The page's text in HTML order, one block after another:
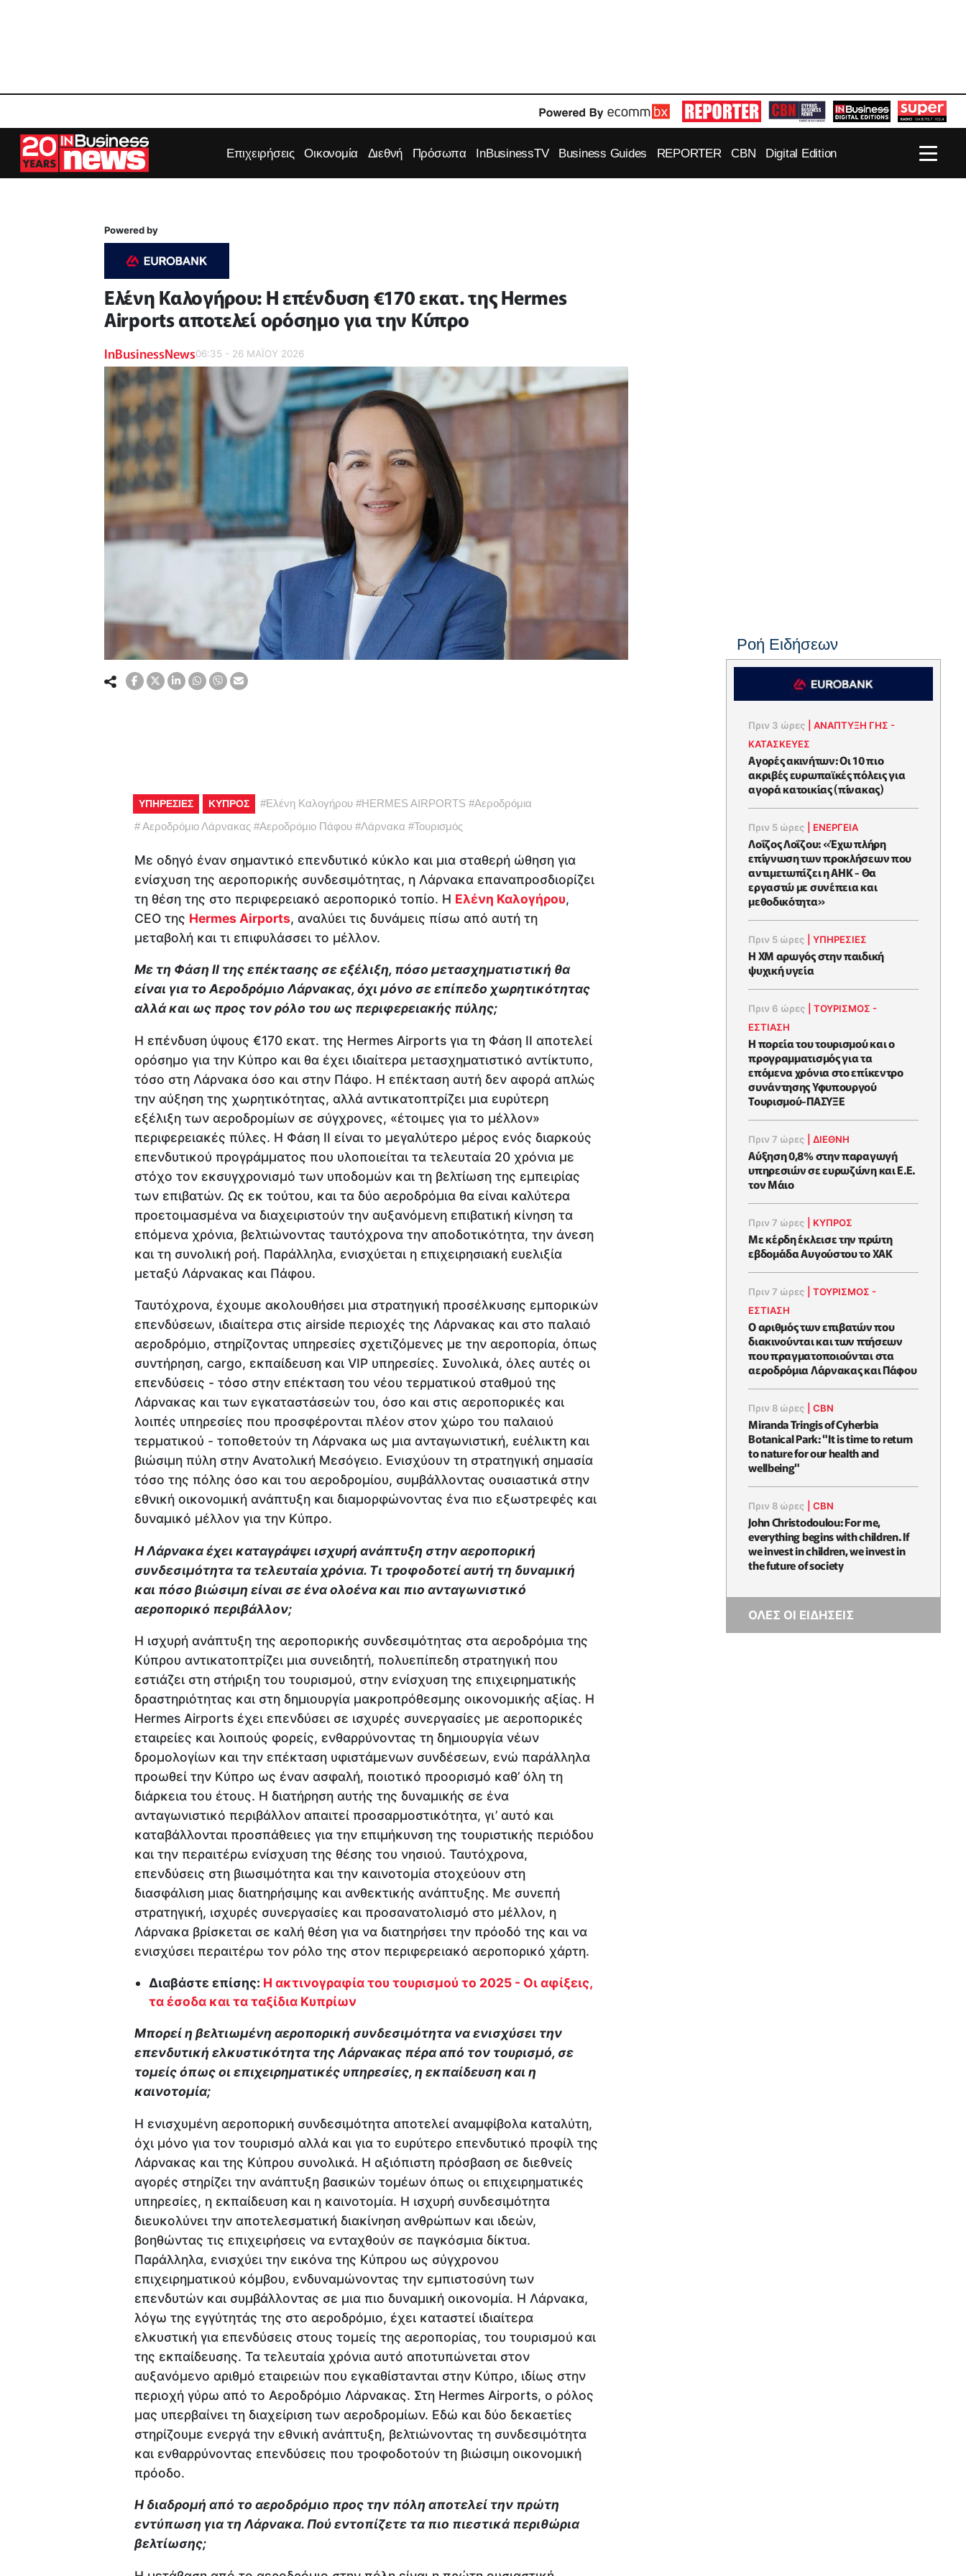
Επιχειρήσεις Οικονομία Διεθνή Πρόσωπα InBusinessTV Business Guides REPORTER CBN Digital Edition
Powered by
Ελένη Καλογήρου: Η επένδυση €170 εκατ. της Hermes
Airports αποτελεί ορόσημο για την Κύπρο
InBusinessNews06:35 - 26 ΜΑΪ́ΟΥ 2026
ΥΠΗΡΕΣΙΕΣ ΚΥΠΡΟΣ #Ελένη Καλογήρου #HERMES AIRPORTS #Αεροδρόμια
#Αεροδρόμιο Λάρνακας #Αεροδρόμιο Πάφου #Λάρνακα #Τουρισμός
Με οδηγό έναν σημαντικό επενδυτικό κύκλο και μια σταθερή ώθηση για
ενίσχυση της αεροπορικής συνδεσιμότητας, η Λάρνακα επαναπροσδιορίζει
τη θέση της στο περιφερειακό αεροπορικό τοπίο. Η Ελένη Καλογήρου,
CEO της Hermes Airports, αναλύει τις δυνάμεις πίσω από αυτή τη
μεταβολή και τι επιφυλάσσει το μέλλον.
Με τη Φάση ΙΙ της επέκτασης σε εξέλιξη, πόσο μετασχηματιστική θα
είναι για το Αεροδρόμιο Λάρνακας, όχι μόνο σε επίπεδο χωρητικότητας
αλλά και ως προς τον ρόλο του ως περιφερειακής πύλης;
Η επένδυση ύψους €170 εκατ. της Hermes Airports για τη Φάση ΙΙ αποτελεί
ορόσημο για την Κύπρο και θα έχει ιδιαίτερα μετασχηματιστικό αντίκτυπο,
τόσο στη Λάρνακα όσο και στην Πάφο. Η επέκταση αυτή δεν αφορά απλώς
την αύξηση της χωρητικότητας, αλλά αντικατοπτρίζει μια ευρύτερη
εξέλιξη των αεροδρομίων σε σύγχρονες, «έτοιμες για το μέλλον»
περιφερειακές πύλες. Η Φάση ΙΙ είναι το μεγαλύτερο μέρος ενός διαρκούς
επενδυτικού προγράμματος που υλοποιείται τα τελευταία 20 χρόνια με
στόχο τον εκσυγχρονισμό των υποδομών και τη βελτίωση της εμπειρίας
των επιβατών. Ως εκ τούτου, και τα δύο αεροδρόμια θα είναι καλύτερα
προετοιμασμένα να διαχειριστούν την αυξανόμενη επιβατική κίνηση τα
επόμενα χρόνια, βελτιώνοντας ταυτόχρονα την αποδοτικότητα, την άνεση
και τη συνολική ροή. Παράλληλα, ενισχύεται η επιχειρησιακή ευελιξία
μεταξύ Λάρνακας και Πάφου.
Ταυτόχρονα, έχουμε ακολουθήσει μια στρατηγική προσέλκυσης εμπορικών
επενδύσεων, ιδιαίτερα στις airside περιοχές της Λάρνακας και στο παλαιό
αεροδρόμιο, στηρίζοντας υπηρεσίες σχετιζόμενες με την αεροπορία, όπως
συντήρηση, cargo, εκπαίδευση και VIP υπηρεσίες. Συνολικά, όλες αυτές οι
επενδύσεις - τόσο στην επέκταση του νέου τερματικού σταθμού της
Λάρνακας και των εγκαταστάσεών του, όσο και στις αεροπορικές και
λοιπές υπηρεσίες που προσφέρονται πλέον στον χώρο του παλαιού
τερματικού - τοποθετούν τη Λάρνακα ως μια ανταγωνιστική, ευέλικτη και
βιώσιμη πύλη στην Ανατολική Μεσόγειο. Ενισχύουν τη στρατηγική σημασία
τόσο της πόλης όσο και του αεροδρομίου, συμβάλλοντας ουσιαστικά στην
εθνική οικονομική ανάπτυξη και διαμορφώνοντας ένα πιο εξωστρεφές και
δυναμικό μέλλον για την Κύπρο.
Η Λάρνακα έχει καταγράψει ισχυρή ανάπτυξη στην αεροπορική
συνδεσιμότητα τα τελευταία χρόνια. Τι τροφοδοτεί αυτή τη δυναμική
και πόσο βιώσιμη είναι σε ένα ολοένα και πιο ανταγωνιστικό
αεροπορικό περιβάλλον;
Η ισχυρή ανάπτυξη της αεροπορικής συνδεσιμότητας στα αεροδρόμια της
Κύπρου αντικατοπτρίζει μια συνειδητή, πολυεπίπεδη στρατηγική που
εστιάζει στη στήριξη του τουρισμού, στην ενίσχυση της επιχειρηματικής
δραστηριότητας και στη δημιουργία μακροπρόθεσμης οικονομικής αξίας. Η
Hermes Airports έχει επενδύσει σε ισχυρές συνεργασίες με αεροπορικές
εταιρείες και λοιπούς φορείς, ενθαρρύνοντας τη δημιουργία νέων
δρομολογίων και την επέκταση υφιστάμενων συνδέσεων, ενώ παράλληλα
προωθεί την Κύπρο ως έναν ασφαλή, ποιοτικό προορισμό καθ’ όλη τη
διάρκεια του έτους. Η διατήρηση αυτής της δυναμικής σε ένα
ανταγωνιστικό περιβάλλον απαιτεί προσαρμοστικότητα, γι’ αυτό και
καταβάλλονται προσπάθειες για την επιμήκυνση της τουριστικής περιόδου
και την περαιτέρω ενίσχυση της θέσης του νησιού. Ταυτόχρονα,
επενδύσεις στη βιωσιμότητα και την καινοτομία στοχεύουν στη
διασφάλιση μιας διατηρήσιμης και ανθεκτικής ανάπτυξης. Με συνεπή
στρατηγική, ισχυρές συνεργασίες και προσανατολισμό στο μέλλον, η
Λάρνακα βρίσκεται σε καλή θέση για να διατηρήσει την πρόοδό της και να
ενισχύσει περαιτέρω τον ρόλο της στον περιφερειακό αεροπορικό χάρτη.
Διαβάστε επίσης: Η ακτινογραφία του τουρισμού το 2025 - Οι αφίξεις,
τα έσοδα και τα ταξίδια Κυπρίων
Μπορεί η βελτιωμένη αεροπορική συνδεσιμότητα να ενισχύσει την
επενδυτική ελκυστικότητα της Λάρνακας πέρα από τον τουρισμό, σε
τομείς όπως οι επιχειρηματικές υπηρεσίες, η εκπαίδευση και η
καινοτομία;
Η ενισχυμένη αεροπορική συνδεσιμότητα αποτελεί αναμφίβολα καταλύτη,
όχι μόνο για τον τουρισμό αλλά και για το ευρύτερο επενδυτικό προφίλ της
Λάρνακας και της Κύπρου συνολικά. Η αξιόπιστη πρόσβαση σε διεθνείς
αγορές στηρίζει την ανάπτυξη βασικών τομέων όπως οι επιχειρηματικές
υπηρεσίες, η εκπαίδευση και η καινοτομία. Η ισχυρή συνδεσιμότητα
διευκολύνει την αποτελεσματική διακίνηση ανθρώπων και ιδεών,
βοηθώντας τις επιχειρήσεις να ενταχθούν σε παγκόσμια δίκτυα.
Παράλληλα, ενισχύει την εικόνα της Κύπρου ως σύγχρονου
επιχειρηματικού κόμβου, ενδυναμώνοντας την εμπιστοσύνη των
επενδυτών και συμβάλλοντας σε μια πιο δυναμική οικονομία. Η Λάρνακα,
λόγω της εγγύτητάς της στο αεροδρόμιο, έχει καταστεί ιδιαίτερα
ελκυστική για επενδύσεις στους τομείς της αεροπορίας, του τουρισμού και
της εκπαίδευσης. Τα τελευταία χρόνια αυτό αποτυπώνεται στον
αυξανόμενο αριθμό εταιρειών που εγκαθίστανται στην Κύπρο, ιδίως στην
περιοχή γύρω από το Αεροδρόμιο Λάρνακας. Στη Hermes Airports, ο ρόλος
μας υπερβαίνει τη διαχείριση των αεροδρομίων. Εδώ και δύο δεκαετίες
στηρίζουμε ενεργά την εθνική ανάπτυξη, βελτιώνοντας τη συνδεσιμότητα
και ενθαρρύνοντας επενδύσεις που τροφοδοτούν τη βιώσιμη οικονομική
πρόοδο.
Η διαδρομή από το αεροδρόμιο προς την πόλη αποτελεί την πρώτη
εντύπωση για τη Λάρνακα. Πού εντοπίζετε τα πιο πιεστικά περιθώρια
βελτίωσης;
Ροή Ειδήσεων
Πριν 3 ώρες |ΑΝΑΠΤΥΞΗ ΓΗΣ -
ΚΑΤΑΣΚΕΥΕΣ
Αγορές ακινήτων: Οι 10 πιο
ακριβές ευρωπαϊκές πόλεις για
αγορά κατοικίας (πίνακας)
Πριν 5 ώρες ΕΝΈΡΓΕΙΑ
Λοΐζος Λοΐζου: «Έχω πλήρη
επίγνωση των προκλήσεων που
αντιμετωπίζει η ΑΗΚ - Θα
εργαστώ με συνέπεια και
μεθοδικότητα»
Πριν 5 ώρες |ΥΠΗΡΕΣΙΕΣ
Η XM αρωγός στην παιδική
ψυχική υγεία
Πριν 6 ώρες |ΤΟΥΡΙΣΜΟΣ -
ΕΣΤΙΑΣΗ
Η πορεία του τουρισμού και ο
προγραμματισμός για τα
επόμενα χρόνια στο επίκεντρο
συνάντησης Υφυπουργού
Τουρισμού-ΠΑΣΥΞΕ
Πριν 7 ώρες |ΔΙΕΘΝΗ
Αύξηση 0,8% στην παραγωγή
υπηρεσιών σε ευρωζώνη και Ε.Ε.
τον Μάιο
Πριν 7 ώρες ΚΥΠΡΟΣ
Με κέρδη έκλεισε την πρώτη
εβδομάδα Αυγούστου το ΧΑΚ
Πριν 7 ώρες |ΤΟΥΡΙΣΜΟΣ -
ΕΣΤΙΑΣΗ
Ο αριθμός των επιβατών που
διακινούνται και των πτήσεων
που πραγματοποιούνται στα
αεροδρόμια Λάρνακας και Πάφου
Πριν 8 ώρες |CBN
Miranda Tringis of Cyherbia
Botanical Park: "It is time to return
to nature for our health and
wellbeing"
Πριν 8 ώρες |CBN
John Christodoulou: For me,
everything begins with children. If
we invest in children, we invest in
the future of society
ΟΛΕΣ ΟΙ ΕΙΔΗΣΕΙΣ